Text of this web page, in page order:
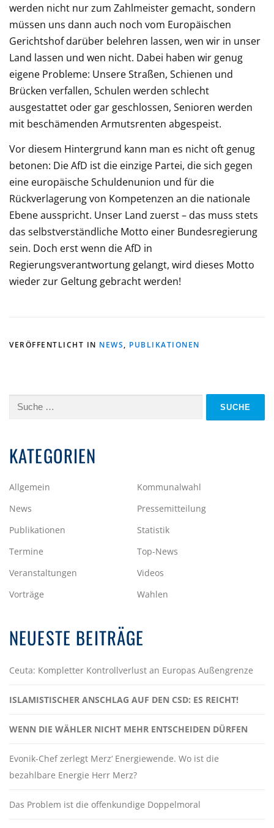
werden nicht nur zum Zahlmeister gemacht, sondern
müssen uns dann auch noch vom Europäischen
Gerichtshof darüber belehren lassen, wen wir in unser
Land lassen und wen nicht. Dabei haben wir genug
eigene Probleme: Unsere Straßen, Schienen und
Brücken verfallen, Schulen werden schlecht
ausgestattet oder gar geschlossen, Senioren werden
mit beschämenden Armutsrenten abgespeist.
Vor diesem Hintergrund kann man es nicht oft genug
betonen: Die AfD ist die einzige Partei, die sich gegen
eine europäische Schuldenunion und für die
Rückverlagerung von Kompetenzen an die nationale
Ebene ausspricht. Unser Land zuerst – das muss stets
das selbstverständliche Motto einer Bundesregierung
sein. Doch erst wenn die AfD in
Regierungsverantwortung gelangt, wird dieses Motto
wieder zur Geltung gebracht werden!
VERÖFFENTLICHT IN NEWS, PUBLIKATIONEN
Suche
KATEGORIEN
Allgemein
Kommunalwahl
News
Pressemitteilung
Publikationen
Statistik
Termine
Top-News
Veranstaltungen
Videos
Vorträge
Wahlen
NEUESTE BEITRÄGE
Ceuta: Kompletter Kontrollverlust an Europas Außengrenze
ISLAMISTISCHER ANSCHLAG AUF DEN CSD: ES REICHT!
WENN DIE WÄHLER NICHT MEHR ENTSCHEIDEN DÜRFEN
Evonik-Chef zerlegt Merz‘ Energiewende. Wo ist die
bezahlbare Energie Herr Merz?
Das Problem ist die offenkundige Doppelmoral